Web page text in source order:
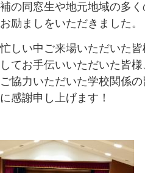
の同窓生や地元地域の多
励ましをいただきました。
しい中ご来場いただいた皆
てお手伝いいただいた皆様
協力いただいた学校関係
感謝申し上げます！